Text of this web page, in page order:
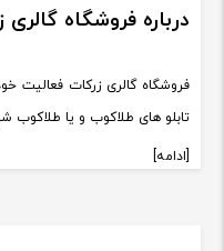
درباره فروشگاه گالری
تابلو های طلاکوب و یا طلاکوب
[ادامه]